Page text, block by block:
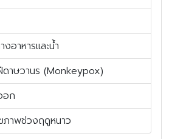
อาหารและน้ำ
ดาษวานร (Monkeypox)
อก
ภาพช่วงฤดูหนาว